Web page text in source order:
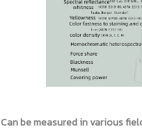
Can be measured in various